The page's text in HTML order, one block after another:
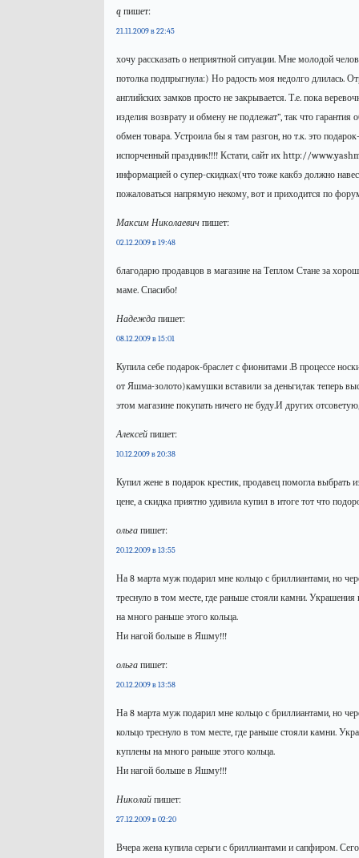
q пишет:
21.11.2009 в 22:45
хочу рассказать о неприятной ситуации. Мне молодой
потолка подпрыгнула:) Но радость моя недолго длилась.
английских замков просто не закрывается. Т.е. пока
изделия возврату и обмену не подлежат”, так что
обмен товара. Устроила бы я там разгон, но т.к. это
испорченный праздник!!!! Кстати, сайт их http://
информацией о супер-скидках(что тоже какбэ должно
пожаловаться напрямую некому, вот и приходится по
Максим Николаевич пишет:
02.12.2009 в 19:48
благодарю продавцов в магазине на Теплом Стане за
маме. Спасибо!
Надежда пишет:
08.12.2009 в 15:01
Купила себе подарок-браслет с фионитами .В процессе
от Яшма-золото)камушки вставили за деньги,так теперь
этом магазине покупать ничего не буду.И других
Алексей пишет:
10.12.2009 в 20:38
Купил жене в подарок крестик, продавец помогла
цене, а скидка приятно удивила купил в итоге тот что
ольга пишет:
20.12.2009 в 13:55
На 8 марта муж подарил мне кольцо с бриллиантами, но
треснуло в том месте, где раньше стояли камни.
на много раньше этого кольца.
Ни нагой больше в Яшму!!!
ольга пишет:
20.12.2009 в 13:58
На 8 марта муж подарил мне кольцо с бриллиантами, но
кольцо треснуло в том месте, где раньше стояли камни.
куплены на много раньше этого кольца.
Ни нагой больше в Яшму!!!
Николай пишет:
27.12.2009 в 02:20
Вчера жена купила серьги с бриллиантами и сапфиром.